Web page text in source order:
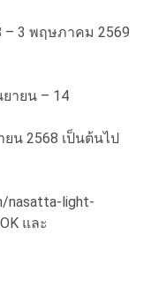
– 3 พฤษภาคม 2569
ยายน – 14
น 2568 เป็นต้นไป
nasatta-light-
และ